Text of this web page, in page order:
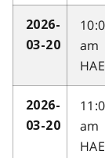
2026-
03-20
am
HAE
2026-
03-20
am
HAE